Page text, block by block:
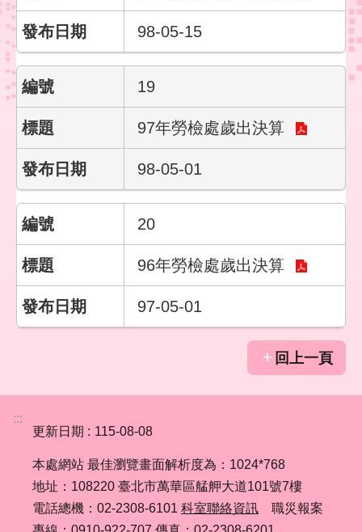
98-05-15
19
97年勞檢處歲出決算
98-05-01
20
96年勞檢處歲出決算
97-05-01
回上一頁
:::
更新日期
115-08-08
本處網站 最佳瀏覽畫面解析度為：1024*768
地址：108220 臺北市萬華區艋舺大道101號7樓
電話總機：02-2308-6101 科室聯絡資訊 職災報案